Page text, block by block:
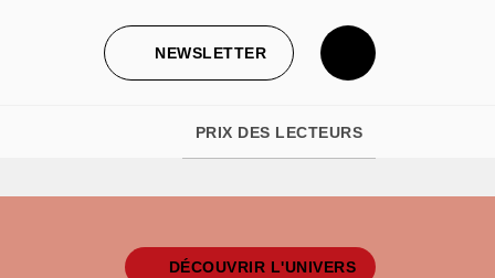
NEWSLETTER
PRIX DES LECTEURS
DÉCOUVRIR L'UNIVERS